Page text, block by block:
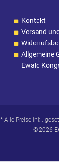
Kontakt
Versand
Allgemeine
Ewald
* Alle Preise inkl.
© 2026